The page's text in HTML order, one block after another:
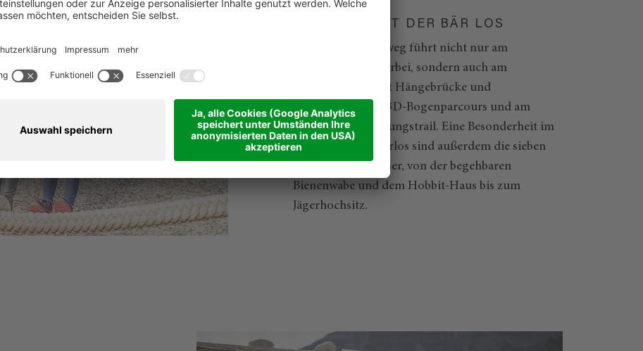
IN GERLOS IST DER BÄR LOS
Der Erlebnisreichweg führt nicht nur am
Hochseilgarten vorbei, sondern auch am
Waldspielplatz mit Hängebrücke und
Trampolinen, am 3D-Bogenparcours und am
Mountainbike-Übungstrail. Eine Besonderheit im
Abenteuerland Gerlos sind außerdem die sieben
Themenbaumhäuser, von der begehbaren
Bienenwabe und dem Hobbit-Haus bis zum
Jägerhochsitz.